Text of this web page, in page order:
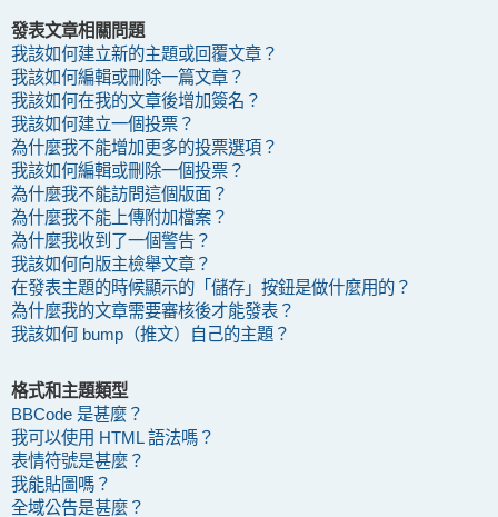
發表文章相關問題
我該如何建立新的主題或回覆文章？
我該如何編輯或刪除一篇文章？
我該如何在我的文章後增加簽名？
我該如何建立一個投票？
為什麼我不能增加更多的投票選項？
我該如何編輯或刪除一個投票？
為什麼我不能訪問這個版面？
為什麼我不能上傳附加檔案？
為什麼我收到了一個警告？
我該如何向版主檢舉文章？
在發表主題的時候顯示的「儲存」按鈕是做什麼用的？
為什麼我的文章需要審核後才能發表？
我該如何 bump（推文）自己的主題？
格式和主題類型
BBCode 是甚麼？
我可以使用 HTML 語法嗎？
表情符號是甚麼？
我能貼圖嗎？
全域公告是甚麼？